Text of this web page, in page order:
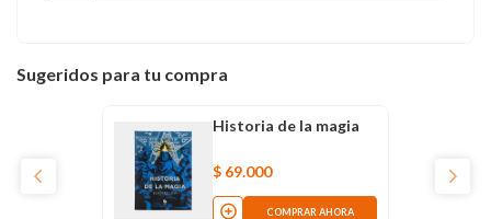
Sugeridos para tu compra
Historia de la magia
$ 69.000
COMPRAR AHORA